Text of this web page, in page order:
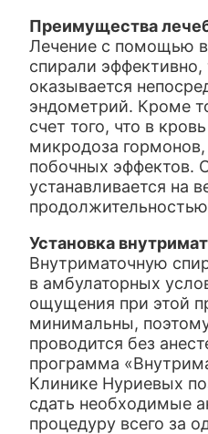
Преимущества
Лечение с помощью
спирали эффективно,
оказывается
эндометрий. Кроме
счет того, что в
микродоза
побочных эффектов.
устанавливается на
Установка
Внутриматочную
в амбулаторных
ощущения при этой
минимальны,
проводится без
программа
Клинике Нуриевых
сдать необходимые
процедуру всего за